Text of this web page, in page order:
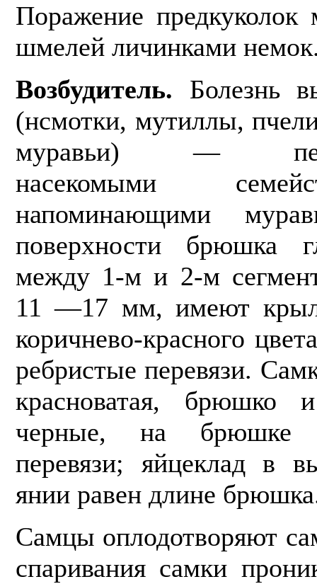
Поражение
шмелей личинками
Возбудитель. Болезнь
(нсмотки, мутиллы,
муравьи) —
насекомыми
напоминающими
поверхности брюшка
между 1-м и 2-м
11 —17 мм, имеют
коричнево-красного
ребристые перевязи.
красно­ватая, брюшко
черные, на брюшке
перевязи; яйцеклад в
янии равен длине
Самцы оплодотворяют
спари­вания самки